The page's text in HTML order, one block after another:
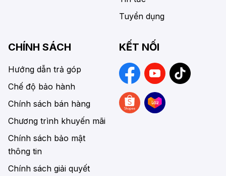
Tuyển dụng
CHÍNH SÁCH
Hướng dẫn trả góp
Chế độ bảo hành
Chính sách bán hàng
Chương trình khuyến mãi
Chính sách bảo mật
thông tin
Chính sách giải quyết
KẾT NỐI